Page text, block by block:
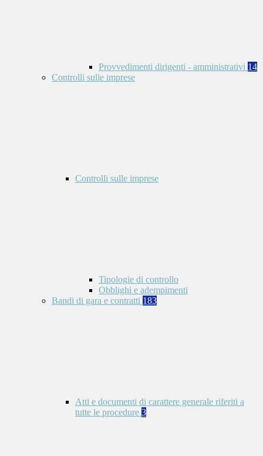
Provvedimenti dirigenti - amministrativi 14
Controlli sulle imprese
Controlli sulle imprese
Tipologie di controllo
Obblighi e adempimenti
Bandi di gara e contratti 183
Atti e documenti di carattere generale riferiti a
tutte le procedure 3